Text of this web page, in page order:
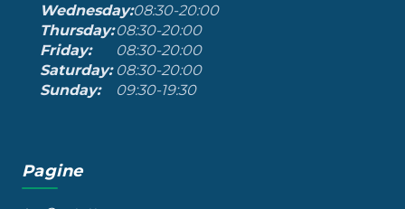
Wednesday:08:30-20:00
Thursday: 08:30-20:00
Friday:
08:30-20:00
Saturday: 08:30-20:00
Sunday:
09:30-19:30
Pagine